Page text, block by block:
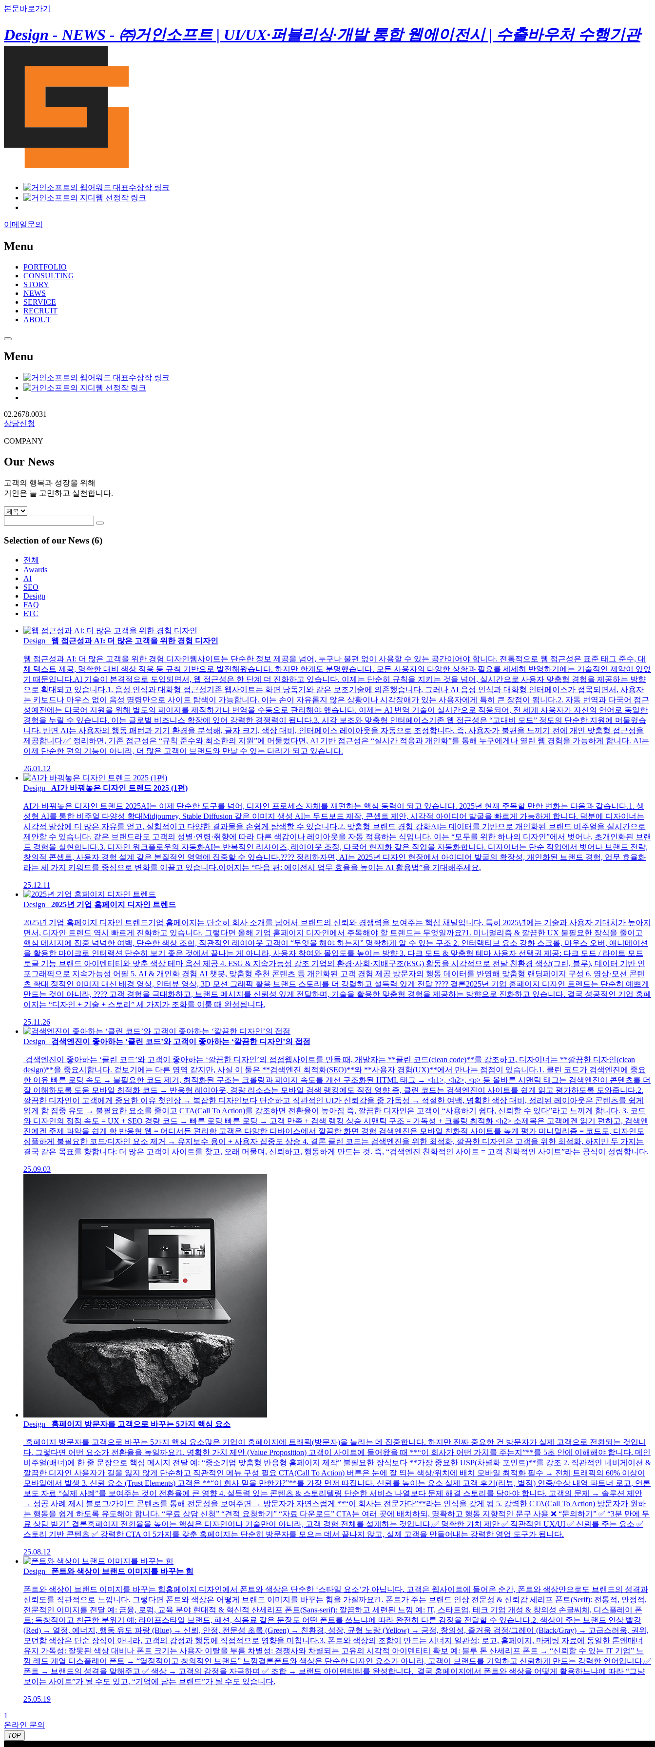
본문바로가기
Design - NEWS - ㈜거인소프트 | UI/UX·퍼블리싱·개발 통합 웹에이전시 | 수출바우처 수행기관
이메일문의
Menu
PORTFOLIO
CONSULTING
STORY
NEWS
SERVICE
RECRUIT
ABOUT
Menu
02.2678.0031
상담신청
COMPANY
Our News
고객의 행복과 성장을 위해
거인은 늘 고민하고 실천합니다.
Selection of our News (6)
전체
Awards
AI
SEO
Design
FAQ
ETC
Design 웹 접근성과 AI: 더 많은 고객을 위한 경험 디자인
웹 접근성과 AI: 더 많은 고객을 위한 경험 디자인웹사이트는 단순한 정보 제공을 넘어, 누구나 불편 없이 사용할 수 있는 공간이어야 합니다. 전통적으로 웹 접근성은 표준 태그 준수, 대
체 텍스트 제공, 명확한 대비 색상 적용 등 규칙 기반으로 발전해왔습니다. 하지만 한계도 분명했습니다. 모든 사용자의 다양한 상황과 필요를 세세히 반영하기에는 기술적인 제약이 있었
기 때문입니다.AI 기술이 본격적으로 도입되면서, 웹 접근성은 한 단계 더 진화하고 있습니다. 이제는 단순히 규칙을 지키는 것을 넘어, 실시간으로 사용자 맞춤형 경험을 제공하는 방향
으로 확대되고 있습니다.1. 음성 인식과 대화형 접근성기존 웹사이트는 화면 낭독기와 같은 보조기술에 의존했습니다. 그러나 AI 음성 인식과 대화형 인터페이스가 접목되면서, 사용자
는 키보드나 마우스 없이 음성 명령만으로 사이트 탐색이 가능합니다. 이는 손이 자유롭지 않은 상황이나 시각장애가 있는 사용자에게 특히 큰 장점이 됩니다.2. 자동 번역과 다국어 접근
성예전에는 다국어 지원을 위해 별도의 페이지를 제작하거나 번역을 수동으로 관리해야 했습니다. 이제는 AI 번역 기술이 실시간으로 적용되어, 전 세계 사용자가 자신의 언어로 동일한
경험을 누릴 수 있습니다. 이는 글로벌 비즈니스 확장에 있어 강력한 경쟁력이 됩니다.3. 시각 보조와 맞춤형 인터페이스기존 웹 접근성은 “고대비 모드” 정도의 단순한 지원에 머물렀습
니다. 반면 AI는 사용자의 행동 패턴과 기기 환경을 분석해, 글자 크기, 색상 대비, 인터페이스 레이아웃을 자동으로 조정합니다. 즉, 사용자가 불편을 느끼기 전에 개인 맞춤형 접근성을
제공합니다.✅ 정리하면, 기존 접근성은 “규칙 준수와 최소한의 지원”에 머물렀다면, AI 기반 접근성은 “실시간 적응과 개인화”를 통해 누구에게나 열린 웹 경험을 가능하게 합니다. AI는
이제 단순한 편의 기능이 아니라, 더 많은 고객이 브랜드와 만날 수 있는 다리가 되고 있습니다.
26.01.12
Design AI가 바꿔놓은 디자인 트렌드 2025 (1편)
AI가 바꿔놓은 디자인 트렌드 2025AI는 이제 단순한 도구를 넘어, 디자인 프로세스 자체를 재편하는 핵심 동력이 되고 있습니다. 2025년 현재 주목할 만한 변화는 다음과 같습니다.1. 생
성형 AI를 통한 비주얼 다양성 확대Midjourney, Stable Diffusion 같은 이미지 생성 AI는 무드보드 제작, 콘셉트 제안, 시각적 아이디어 발굴을 빠르게 가능하게 합니다. 덕분에 디자이너는
시각적 발상에 더 많은 자유를 얻고, 실험적이고 다양한 결과물을 손쉽게 탐색할 수 있습니다.2. 맞춤형 브랜드 경험 강화AI는 데이터를 기반으로 개인화된 브랜드 비주얼을 실시간으로
제안할 수 있습니다. 같은 브랜드라도 고객의 성별·연령·취향에 따라 다른 색감이나 레이아웃을 자동 적용하는 식입니다. 이는 “모두를 위한 하나의 디자인”에서 벗어나, 초개인화된 브랜
드 경험을 실현합니다.3. 디자인 워크플로우의 자동화AI는 반복적인 리사이즈, 레이아웃 조정, 다국어 현지화 같은 작업을 자동화합니다. 디자이너는 단순 작업에서 벗어나 브랜드 전략,
창의적 콘셉트, 사용자 경험 설계 같은 본질적인 영역에 집중할 수 있습니다.???? 정리하자면, AI는 2025년 디자인 현장에서 아이디어 발굴의 확장성, 개인화된 브랜드 경험, 업무 효율화
라는 세 가지 키워드를 중심으로 변화를 이끌고 있습니다.이어지는 “다음 편: 에이전시 업무 효율을 높이는 AI 활용법”을 기대해주세요.
25.12.11
Design 2025년 기업 홈페이지 디자인 트렌드
2025년 기업 홈페이지 디자인 트렌드기업 홈페이지는 단순히 회사 소개를 넘어서 브랜드의 신뢰와 경쟁력을 보여주는 핵심 채널입니다. 특히 2025년에는 기술과 사용자 기대치가 높아지
면서, 디자인 트렌드 역시 빠르게 진화하고 있습니다. 그렇다면 올해 기업 홈페이지 디자인에서 주목해야 할 트렌드는 무엇일까요?1. 미니멀리즘 & 깔끔한 UX 불필요한 장식을 줄이고
핵심 메시지에 집중 넉넉한 여백, 단순한 색상 조합, 직관적인 레이아웃 고객이 “무엇을 해야 하는지” 명확하게 알 수 있는 구조 2. 인터랙티브 요소 강화 스크롤, 마우스 오버, 애니메이션
을 활용한 마이크로 인터랙션 단순히 보기 좋은 것에서 끝나는 게 아니라, 사용자 참여와 몰입도를 높이는 방향 3. 다크 모드 & 맞춤형 테마 사용자 선택권 제공: 다크 모드 / 라이트 모드
토글 기능 브랜드 아이덴티티와 맞춘 색상 테마 옵션 제공 4. ESG & 지속가능성 강조 기업의 환경·사회·지배구조(ESG) 활동을 시각적으로 전달 친환경 색상(그린, 블루), 데이터 기반 인
포그래픽으로 지속가능성 어필 5. AI & 개인화 경험 AI 챗봇, 맞춤형 추천 콘텐츠 등 개인화된 고객 경험 제공 방문자의 행동 데이터를 반영해 맞춤형 랜딩페이지 구성 6. 영상·모션 콘텐
츠 확대 정적인 이미지 대신 배경 영상, 인터뷰 영상, 3D 모션 그래픽 활용 브랜드 스토리를 더 강렬하고 설득력 있게 전달 ???? 결론2025년 기업 홈페이지 디자인 트렌드는 단순히 예쁘게
만드는 것이 아니라, ???? 고객 경험을 극대화하고, 브랜드 메시지를 신뢰성 있게 전달하며, 기술을 활용한 맞춤형 경험을 제공하는 방향으로 진화하고 있습니다. 결국 성공적인 기업 홈페
이지는 “디자인 + 기술 + 스토리” 세 가지가 조화를 이룰 때 완성됩니다.
25.11.26
Design 검색엔진이 좋아하는 ‘클린 코드’와 고객이 좋아하는 ‘깔끔한 디자인’의 접점
검색엔진이 좋아하는 ‘클린 코드’와 고객이 좋아하는 ‘깔끔한 디자인’의 접점웹사이트를 만들 때, 개발자는 **클린 코드(clean code)**를 강조하고, 디자이너는 **깔끔한 디자인(clean
design)**을 중요시합니다. 겉보기에는 다른 영역 같지만, 사실 이 둘은 **검색엔진 최적화(SEO)**와 **사용자 경험(UX)**에서 만나는 접점이 있습니다.1. 클린 코드가 검색엔진에 중요
한 이유 빠른 로딩 속도 → 불필요한 코드 제거, 최적화된 구조는 크롤링과 페이지 속도를 개선 구조화된 HTML 태그 → <h1>, <h2>, <p> 등 올바른 시맨틱 태그는 검색엔진이 콘텐츠를 더
잘 이해하도록 도움 모바일 최적화 코드 → 반응형 레이아웃, 경량 리소스는 모바일 검색 랭킹에도 직접 영향 즉, 클린 코드는 검색엔진이 사이트를 쉽게 읽고 평가하도록 도와줍니다.2.
깔끔한 디자인이 고객에게 중요한 이유 첫인상 → 복잡한 디자인보다 단순하고 직관적인 UI가 신뢰감을 줌 가독성 → 적절한 여백, 명확한 색상 대비, 정리된 레이아웃은 콘텐츠를 쉽게
읽게 함 집중 유도 → 불필요한 요소를 줄이고 CTA(Call To Action)를 강조하면 전환율이 높아짐 즉, 깔끔한 디자인은 고객이 “사용하기 쉽다, 신뢰할 수 있다”라고 느끼게 합니다. 3. 코드
와 디자인의 접점 속도 = UX + SEO 경량 코드 → 빠른 로딩 빠른 로딩 → 고객 만족 + 검색 랭킹 상승 시맨틱 구조 = 가독성 + 크롤링 최적화 <h2> 소제목은 고객에겐 읽기 편하고, 검색엔
진에겐 주제 파악을 쉽게 함 반응형 웹 = 어디서든 편리함 고객은 다양한 디바이스에서 깔끔한 화면 경험 검색엔진은 모바일 친화적 사이트를 높게 평가 미니멀리즘 = 코드도, 디자인도
심플하게 불필요한 코드/디자인 요소 제거 → 유지보수 용이 + 사용자 집중도 상승 4. 결론 클린 코드는 검색엔진을 위한 최적화, 깔끔한 디자인은 고객을 위한 최적화, 하지만 두 가지는
결국 같은 목표를 향합니다: 더 많은 고객이 사이트를 찾고, 오래 머물며, 신뢰하고, 행동하게 만드는 것. 즉, “검색엔진 친화적인 사이트 = 고객 친화적인 사이트”라는 공식이 성립합니다.
25.09.03
Design 홈페이지 방문자를 고객으로 바꾸는 5가지 핵심 요소
홈페이지 방문자를 고객으로 바꾸는 5가지 핵심 요소많은 기업이 홈페이지에 트래픽(방문자)을 늘리는 데 집중합니다. 하지만 진짜 중요한 건 방문자가 실제 고객으로 전환되는 것입니
다. 그렇다면 어떤 요소가 전환율을 높일까요?1. 명확한 가치 제안 (Value Proposition) 고객이 사이트에 들어왔을 때 **“이 회사가 어떤 가치를 주는지”**를 5초 안에 이해해야 합니다. 메인
비주얼(배너)에 한 줄 문장으로 핵심 메시지 전달 예: “중소기업 맞춤형 반응형 홈페이지 제작” 불필요한 장식보다 **가장 중요한 USP(차별화 포인트)**를 강조 2. 직관적인 네비게이션 &
깔끔한 디자인 사용자가 길을 잃지 않게 단순하고 직관적인 메뉴 구성 필요 CTA(Call To Action) 버튼은 눈에 잘 띄는 색상/위치에 배치 모바일 최적화 필수 → 전체 트래픽의 60% 이상이
모바일에서 발생 3. 신뢰 요소 (Trust Elements) 고객은 **“이 회사 믿을 만한가?”**를 가장 먼저 따집니다. 신뢰를 높이는 요소 실제 고객 후기(리뷰, 별점) 인증/수상 내역 파트너 로고, 언론
보도 자료 “실제 사례”를 보여주는 것이 전환율에 큰 영향 4. 설득력 있는 콘텐츠 & 스토리텔링 단순한 서비스 나열보다 문제 해결 스토리를 담아야 합니다. 고객의 문제 → 솔루션 제안
→ 성공 사례 제시 블로그/가이드 콘텐츠를 통해 전문성을 보여주면 → 방문자가 자연스럽게 **“이 회사는 전문가다”**라는 인식을 갖게 됨 5. 강력한 CTA(Call To Action) 방문자가 원하
는 행동을 쉽게 하도록 유도해야 합니다. “무료 상담 신청” “견적 요청하기” “자료 다운로드” CTA는 여러 곳에 배치하되, 명확하고 행동 지향적인 문구 사용 ❌ “문의하기” ✅ “3분 만에 무
료 상담 받기” 결론홈페이지 전환율을 높이는 핵심은 디자인이나 기술만이 아니라, 고객 경험 전체를 설계하는 것입니다.✅ 명확한 가치 제안 ✅ 직관적인 UX/UI ✅ 신뢰를 주는 요소 ✅
스토리 기반 콘텐츠 ✅ 강력한 CTA 이 5가지를 갖춘 홈페이지는 단순히 방문자를 모으는 데서 끝나지 않고, 실제 고객을 만들어내는 강력한 영업 도구가 됩니다.
25.08.12
Design 폰트와 색상이 브랜드 이미지를 바꾸는 힘
폰트와 색상이 브랜드 이미지를 바꾸는 힘홈페이지 디자인에서 폰트와 색상은 단순한 ‘스타일 요소’가 아닙니다. 고객은 웹사이트에 들어온 순간, 폰트와 색상만으로도 브랜드의 성격과
신뢰도를 직관적으로 느낍니다. 그렇다면 폰트와 색상은 어떻게 브랜드 이미지를 바꾸는 힘을 가질까요?1. 폰트가 주는 브랜드 인상 전문성 & 신뢰감 세리프 폰트(Serif): 전통적, 안정적,
전문적인 이미지를 전달 예: 금융, 로펌, 교육 분야 현대적 & 혁신적 산세리프 폰트(Sans-serif): 깔끔하고 세련된 느낌 예: IT, 스타트업, 테크 기업 개성 & 창의성 손글씨체, 디스플레이 폰
트: 독창적이고 친근한 분위기 예: 라이프스타일 브랜드, 패션, 식음료 같은 문장도 어떤 폰트를 쓰느냐에 따라 완전히 다른 감정을 전달할 수 있습니다.2. 색상이 주는 브랜드 인상 빨강
(Red) → 열정, 에너지, 행동 유도 파랑 (Blue) → 신뢰, 안정, 전문성 초록 (Green) → 친환경, 성장, 균형 노랑 (Yellow) → 긍정, 창의성, 즐거움 검정/그레이 (Black/Gray) → 고급스러움, 권위,
모던함 색상은 단순 장식이 아니라, 고객의 감정과 행동에 직접적으로 영향을 미칩니다.3. 폰트와 색상의 조합이 만드는 시너지 일관성: 로고, 홈페이지, 마케팅 자료에 동일한 톤앤매너
유지 가독성: 잘못된 색상 대비나 폰트 크기는 사용자 이탈을 부름 차별성: 경쟁사와 차별되는 고유의 시각적 아이덴티티 확보 예: 블루 톤 산세리프 폰트 → “신뢰할 수 있는 IT 기업” 느
낌 레드 계열 디스플레이 폰트 → “열정적이고 창의적인 브랜드” 느낌결론폰트와 색상은 단순한 디자인 요소가 아니라, 고객이 브랜드를 기억하고 신뢰하게 만드는 강력한 언어입니다.✅
폰트 → 브랜드의 성격을 말해주고 ✅ 색상 → 고객의 감정을 자극하며 ✅ 조합 → 브랜드 아이덴티티를 완성합니다. 결국 홈페이지에서 폰트와 색상을 어떻게 활용하느냐에 따라 “그냥
보이는 사이트”가 될 수도 있고, “기억에 남는 브랜드”가 될 수도 있습니다.
25.05.19
1
온라인 문의
TOP